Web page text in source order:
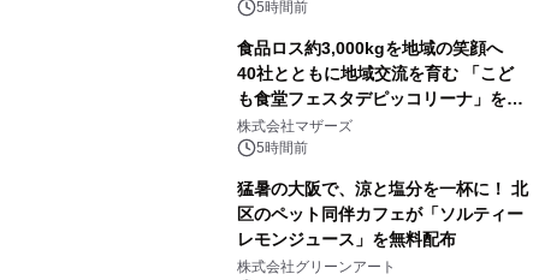
森」の握り寿司プラン
5時間前
食品ロス約3,000kgを地域の笑顔へ
40社とともに地域交流を育む 「こど
も食堂フェスタデピッコリーナ」を9
月5日(土)開催
株式会社マザーズ
5時間前
猛暑の大阪で、涼と塩分を一杯に！ 北
区のペット同伴カフェが「ソルティー
レモンジュース」を無料配布
株式会社グリーンアート